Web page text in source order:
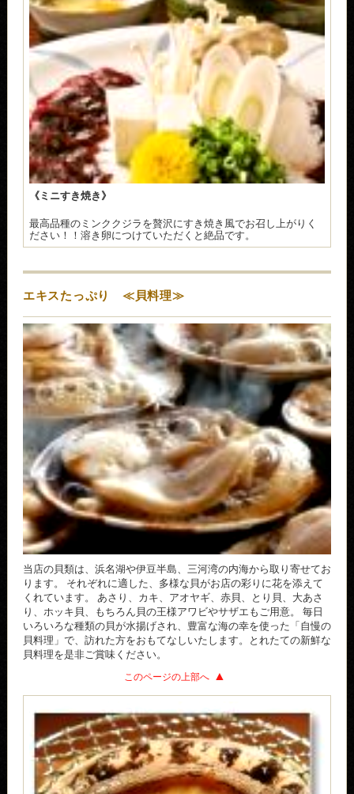
《ミニすき焼き》
最高品種のミンククジラを贅沢にすき焼き風でお召し上がりく
ださい！！溶き卵につけていただくと絶品です。
エキスたっぷり ≪貝料理≫
当店の貝類は、浜名湖や伊豆半島、三河湾の内海から取り寄せてお
ります。 それぞれに適した、多様な貝がお店の彩りに花を添えて
くれています。 あさり、カキ、アオヤギ、赤貝、とり貝、大あさ
り、ホッキ貝、もちろん貝の王様アワビやサザエもご用意。 毎日
いろいろな種類の貝が水揚げされ、豊富な海の幸を使った「自慢の
貝料理」で、訪れた方をおもてなしいたします。とれたての新鮮な
貝料理を是非ご賞味ください。
このページの上部へ